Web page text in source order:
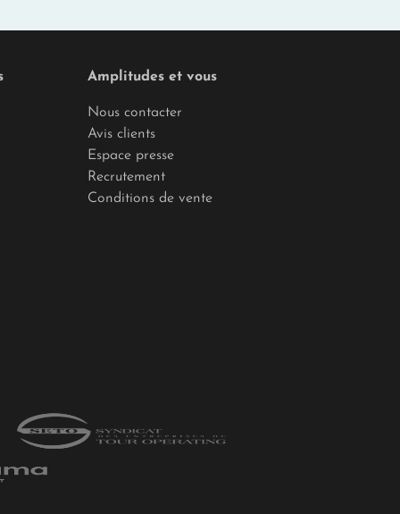
Amplitudes et vous
Nous contacter
Avis clients
Espace presse
Recrutement
Conditions de vente